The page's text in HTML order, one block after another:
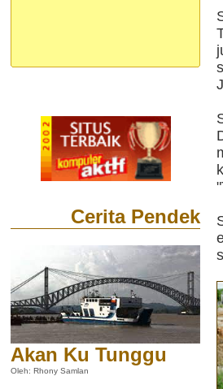
Cerita Pendek
Akan Ku Tunggu
Oleh: Rhony Samlan